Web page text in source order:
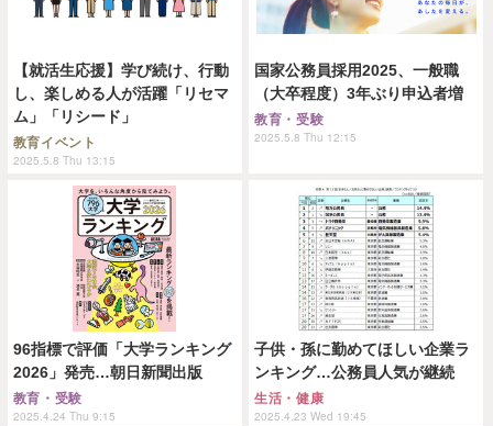
【就活生応援】学び続け、行動
し、楽しめる人が活躍「リセマ
ム」「リシード」
教育イベント
2025.5.8 Thu 13:15
国家公務員採用2025、一般職
（大卒程度）3年ぶり申込者増
教育・受験
2025.5.8 Thu 12:15
96指標で評価「大学ランキング
2026」発売…朝日新聞出版
教育・受験
2025.4.24 Thu 9:15
子供・孫に勤めてほしい企業ラ
ンキング…公務員人気が継続
生活・健康
2025.4.23 Wed 19:45